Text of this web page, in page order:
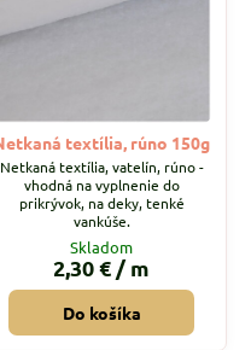
textília, rúno 150g
Netkaná textília, vatelín, rúno -
vhodná na vyplnenie do
prikrývok, na deky, tenké
vankúše.
Skladom
2,30 € / m
Do košíka